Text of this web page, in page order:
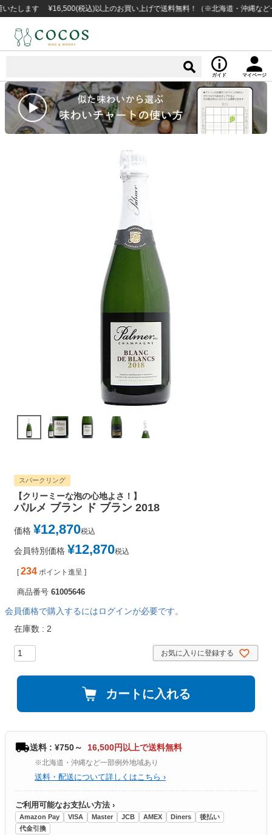
す ¥16,500(税込)以上のお買い上げで送料無料！（※北海道・沖縄など一部例
ガイド マイページ
スパークリング
【クリーミーな泡の心地よさ！】
パルメ ブラン ド ブラン 2018
価格 ¥12,870税込
会員特別価格 ¥12,870税込
[ 234 ポイント進呈 ]
商品番号 61005646
会員価格で購入するにはログインが必要です。
在庫数
2
お気に入りに登録する
カートに入れる
送料 : ¥750～ 16,500円以上で送料無料
※北海道・沖縄など一部例外地域あり
送料・配送について詳しくはこちら ›
ご利用可能なお支払い方法 ›
Amazon Pay VISA Master JCB AMEX Diners
後払い
代金引換